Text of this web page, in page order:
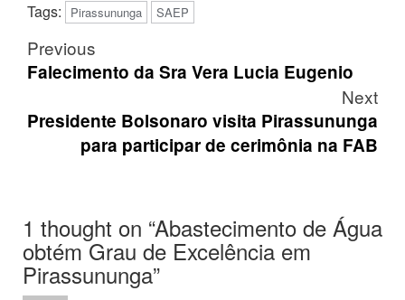
Tags:
Pirassununga SAEP
Post
navigation
Previous
Falecimento da Sra Vera Lucia Eugenio
Next
Presidente Bolsonaro visita Pirassununga
para participar de cerimônia na FAB
1 thought on “Abastecimento de Água
obtém Grau de Excelência em
Pirassununga”